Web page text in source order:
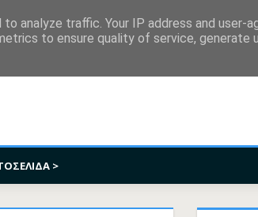
>
analyze traffic. Your IP address and user-
to ensure quality of service, generate